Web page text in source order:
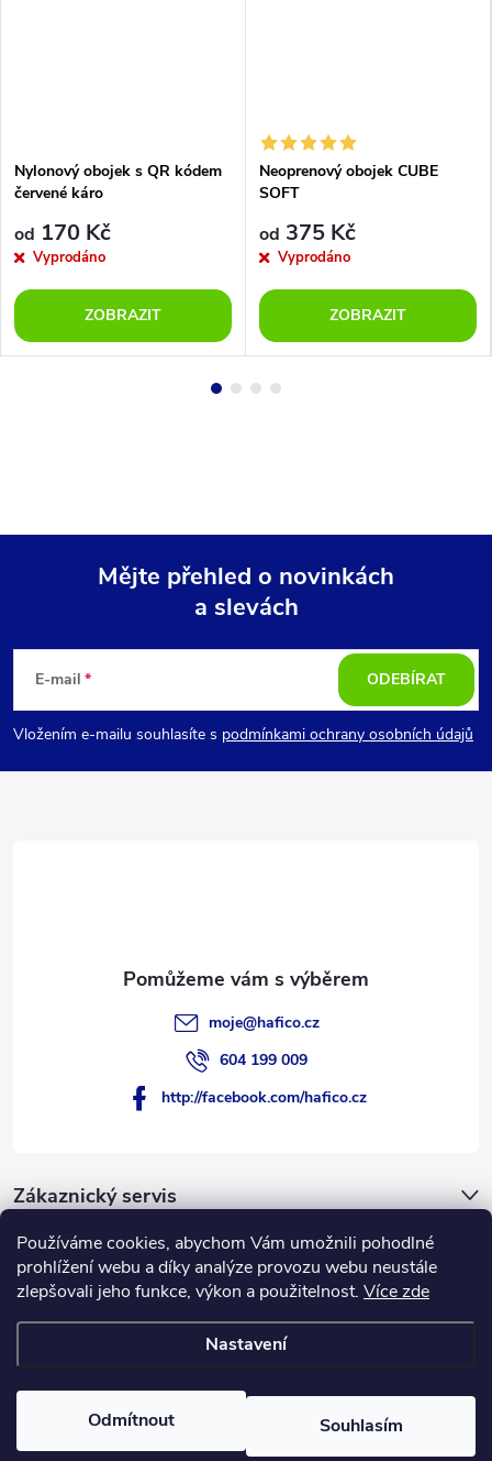
Používáme cookies, abychom Vám umožnili pohodlné
prohlížení webu a díky analýze provozu webu neustále
zlepšovali jeho funkce, výkon a použitelnost. Více zde
Nastavení
Odmítnout Souhlasím
Nylonový obojek s QR kódem
červené káro
od 170 Kč
Vyprodáno
ZOBRAZIT
Neoprenový obojek CUBE
SOFT
od 375 Kč
Vyprodáno
ZOBRAZIT
p
Mějte přehled o novinkách
a slevách
E-mail
Vložením e-mailu souhlasíte s podmínkami ochrany osobních údajů
ODEBÍRAT
Zákaznický servis
Novinky
Hafico.cz
moje@hafico.cz
604 199 009
http://facebook.com/hafico.cz
. Všechna práva vyhrazena.